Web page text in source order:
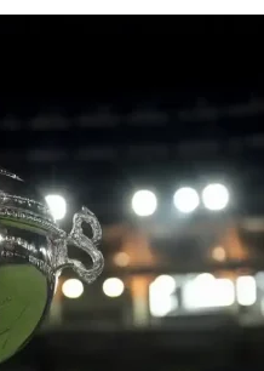
decisivo contra o Vasco
Brasil 2026: Palpites, Odds e
para decisão contra o Vasco
2026: Palpites, Odds e
do Fluminense em vencer o Vasco